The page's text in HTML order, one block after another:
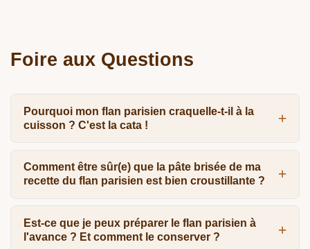
Foire aux Questions
Pourquoi mon flan parisien craquelle-t-il à la
cuisson ? C'est la cata !
Comment être sûr(e) que la pâte brisée de ma
recette du flan parisien est bien croustillante ?
Est-ce que je peux préparer le flan parisien à
l'avance ? Et comment le conserver ?